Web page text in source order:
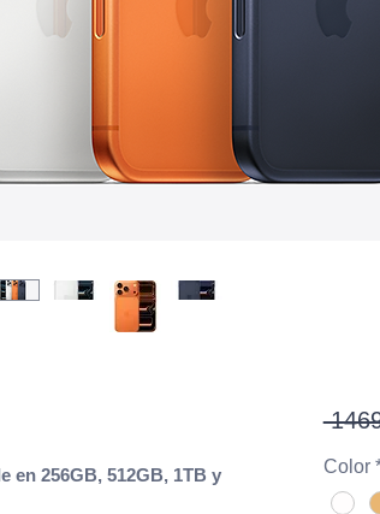
en 256GB, 512GB, 1TB y
Color